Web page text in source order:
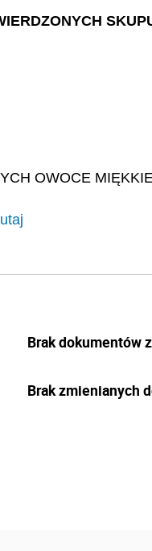
OWOCE
Brak dokumentów
Brak zmienianych